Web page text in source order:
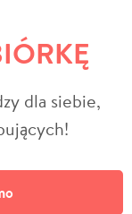
dla siebie,